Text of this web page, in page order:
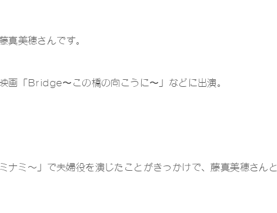
真美穂さんです。
画「Bridge〜この橋の向こうに〜」などに出演。
ミ～」で夫婦役を演じたことがきっかけで、藤真美穂さんと